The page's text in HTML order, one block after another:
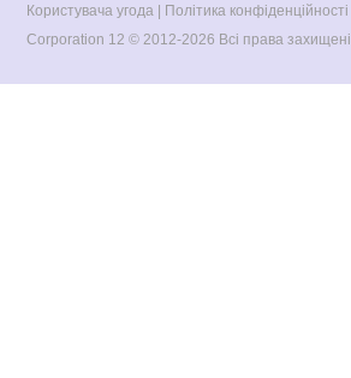
Користувача угода | Політика конфіденційності
Corporation 12 © 2012-2026 Всі права захищені.